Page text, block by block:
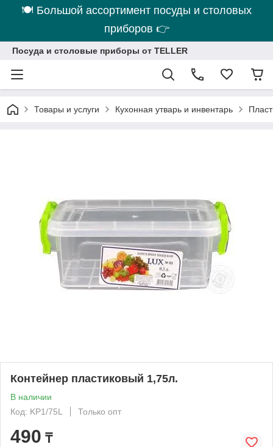
🍽 Большой ассортимент посуды и столовых
приборов 👉
Посуда и столовые приборы от TELLER
Товары и услуги Кухонная утварь и инвентарь
Контейнер пластиковый 1,75л.
В наличии
Код: KP1/75L
Только опт
490 ₸